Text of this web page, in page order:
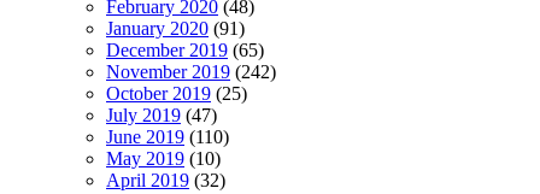
February 2020 (48)
January 2020 (91)
December 2019 (65)
November 2019 (242)
October 2019 (25)
July 2019 (47)
June 2019 (110)
May 2019 (10)
April 2019 (32)